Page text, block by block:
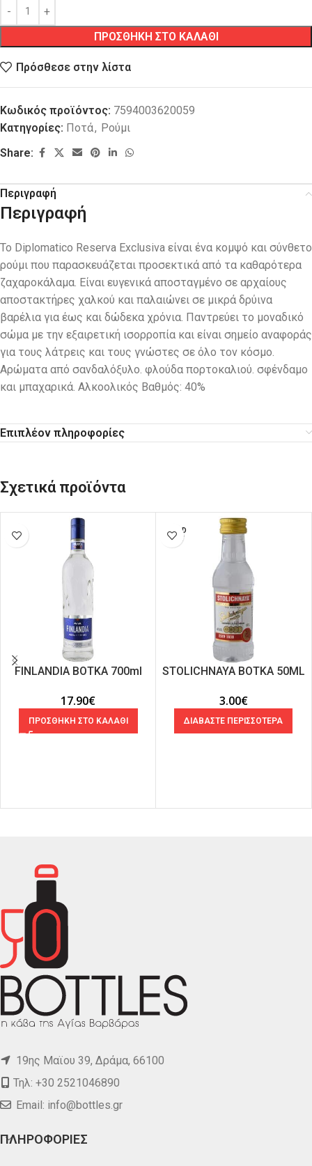
ΠΡΟΣΘΗΚΗ ΣΤΟ ΚΑΛΑΘΙ
Πρόσθεσε στην λίστα
Κωδικός προϊόντος: 7594003620059
Κατηγορίες: Ποτά, Ρούμι
Share:
Περιγραφή
Περιγραφή
Το Diplomatico Reserva Exclusiva είναι ένα κομψό και σύνθετο
ρούμι που παρασκευάζεται προσεκτικά από τα καθαρότερα
ζαχαροκάλαμα. Είναι ευγενικά αποσταγμένο σε αρχαίους
αποστακτήρες χαλκού και παλαιώνει σε μικρά δρύινα
βαρέλια για έως και δώδεκα χρόνια. Παντρεύει το μοναδικό
σώμα με την εξαιρετική ισορροπία και είναι σημείο αναφοράς
για τους λάτρεις και τους γνώστες σε όλο τον κόσμο.
Αρώματα από σανδαλόξυλο. φλούδα πορτοκαλιού. σφένδαμο
και μπαχαρικά. Αλκοολικός Βαθμός: 40%
Επιπλέον πληροφορίες
Σχετικά προϊόντα
FIΝLANDIA ΒΟΤΚΑ 700ml
17.90€
ΠΡΟΣΘΗΚΗ ΣΤΟ ΚΑΛΑΘΙ
SOLD
OUT
STOLICHNAYA ΒΟΤΚΑ 50ML
3.00€
ΔΙΑΒΑΣΤΕ ΠΕΡΙΣΣΟΤΕΡΑ
19ης Μαϊου 39, Δράμα, 66100
Τηλ: +30 2521046890
Email: info@bottles.gr
ΠΛΗΡΟΦΟΡΙΕΣ